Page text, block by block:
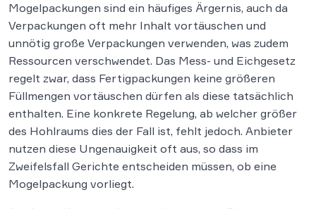
Mogelpackungen sind ein häufiges Ärgernis, auch da
Verpackungen oft mehr Inhalt vortäuschen und
unnötig große Verpackungen verwenden, was zudem
Ressourcen verschwendet. Das Mess- und Eichgesetz
regelt zwar, dass Fertigpackungen keine größeren
Füllmengen vortäuschen dürfen als diese tatsächlich
enthalten. Eine konkrete Regelung, ab welcher größer
des Hohlraums dies der Fall ist, fehlt jedoch. Anbieter
nutzen diese Ungenauigkeit oft aus, so dass im
Zweifelsfall Gerichte entscheiden müssen, ob eine
Mogelpackung vorliegt.